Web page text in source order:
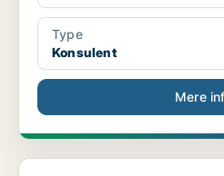
Type
Konsulent
Mere
Senior Management Consultant –